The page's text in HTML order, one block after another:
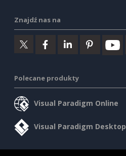
Znajdź nas na
Polecane produkty
Visual Paradigm Online
Visual Paradigm Desktop